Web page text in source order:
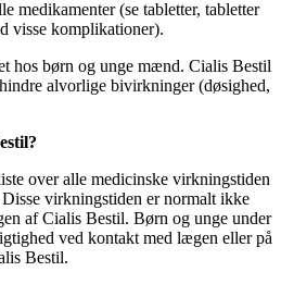
medikamenter (se tabletter, tabletter
visse komplikationer).
hos børn og unge mænd. Cialis Bestil
alvorlige bivirkninger (døsighed,
over alle medicinske virkningstiden
virkningstiden er normalt ikke
af Cialis Bestil. Børn og unge under
ved kontakt med lægen eller på
Bestil.